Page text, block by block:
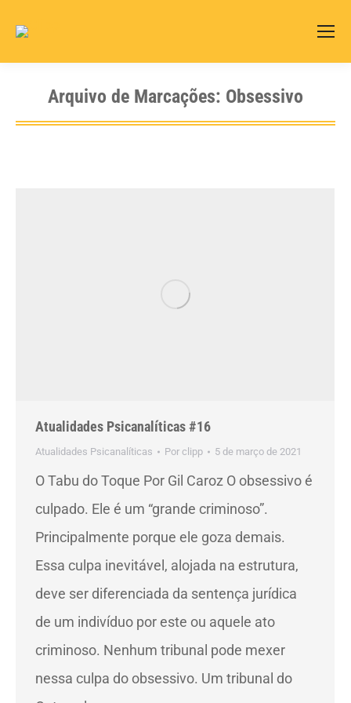
Arquivo de Marcações: Obsessivo
Atualidades Psicanalíticas #16
Atualidades Psicanalíticas Por clipp 5 de março de 2021
O Tabu do Toque Por Gil Caroz O obsessivo é
culpado. Ele é um “grande criminoso”.
Principalmente porque ele goza demais.
Essa culpa inevitável, alojada na estrutura,
deve ser diferenciada da sentença jurídica
de um indivíduo por este ou aquele ato
criminoso. Nenhum tribunal pode mexer
nessa culpa do obsessivo. Um tribunal do